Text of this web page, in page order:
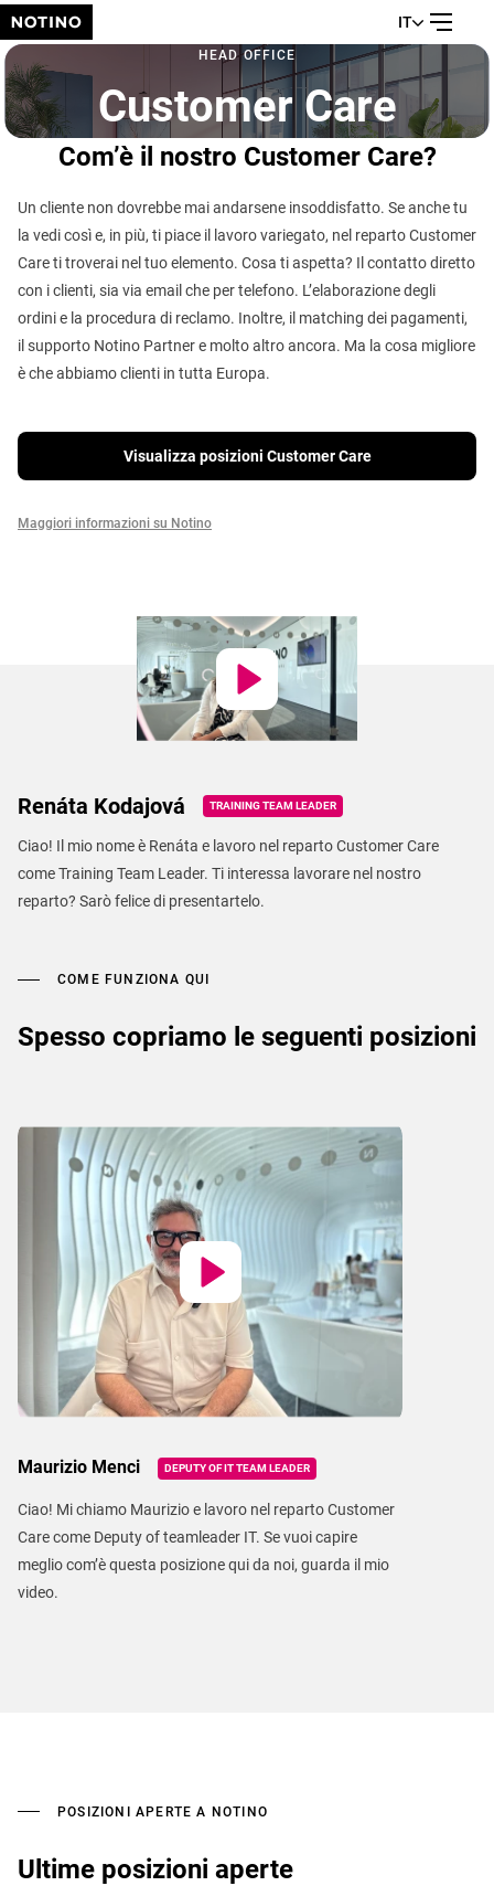
IT
HEAD OFFICE
Customer Care
Com’è il nostro Customer Care?
Un cliente non dovrebbe mai andarsene insoddisfatto. Se anche tu
la vedi così e, in più, ti piace il lavoro variegato, nel reparto Customer
Care ti troverai nel tuo elemento. Cosa ti aspetta? Il contatto diretto
con i clienti, sia via email che per telefono. L’elaborazione degli
ordini e la procedura di reclamo. Inoltre, il matching dei pagamenti,
il supporto Notino Partner e molto altro ancora. Ma la cosa migliore
è che abbiamo clienti in tutta Europa.
Visualizza posizioni Customer Care
Maggiori informazioni su Notino
Renáta Kodajová TRAINING TEAM LEADER
Ciao! Il mio nome è Renáta e lavoro nel reparto Customer Care
come Training Team Leader. Ti interessa lavorare nel nostro
reparto? Sarò felice di presentartelo.
COME FUNZIONA QUI
Spesso copriamo le seguenti posizioni
Maurizio Menci DEPUTY OF IT TEAM LEADER
Ciao! Mi chiamo Maurizio e lavoro nel reparto Customer
Care come Deputy of teamleader IT. Se vuoi capire
meglio com’è questa posizione qui da noi, guarda il mio
video.
POSIZIONI APERTE A NOTINO
Ultime posizioni aperte